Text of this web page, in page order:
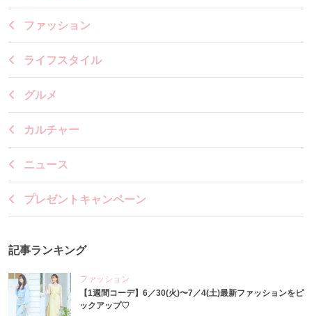
ファッション
ライフスタイル
グルメ
カルチャー
ニュース
プレゼントキャンペーン
記事ランキング
ファッション
【1週間コーデ】6／30(火)〜7／4(土)最新ファッションをピ
ックアップ♡